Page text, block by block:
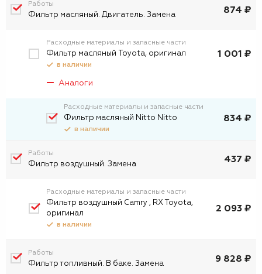
Работы
Фильтр масляный. Двигатель. Замена 874 ₽
Расходные материалы и запасные части
Фильтр масляный Toyota, оригинал
в наличии
1 001 ₽
Аналоги
Расходные материалы и запасные части
Фильтр масляный Nitto Nitto
в наличии
834 ₽
Работы
Фильтр воздушный. Замена 437 ₽
Расходные материалы и запасные части
Фильтр воздушный Camry , RX Toyota,
оригинал
в наличии
2 093 ₽
Работы
Фильтр топливный. В баке. Замена 9 828 ₽